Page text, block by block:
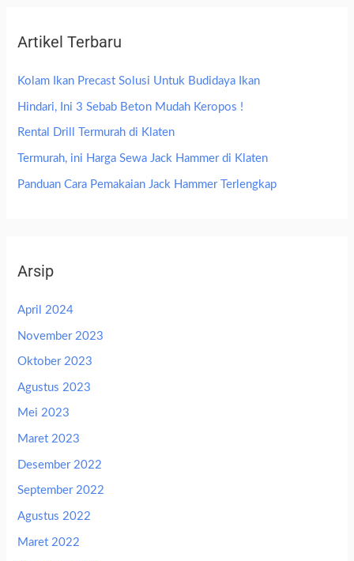
Artikel Terbaru
Kolam Ikan Precast Solusi Untuk Budidaya Ikan
Hindari, Ini 3 Sebab Beton Mudah Keropos !
Rental Drill Termurah di Klaten
Termurah, ini Harga Sewa Jack Hammer di Klaten
Panduan Cara Pemakaian Jack Hammer Terlengkap
Arsip
April 2024
November 2023
Oktober 2023
Agustus 2023
Mei 2023
Maret 2023
Desember 2022
September 2022
Agustus 2022
Maret 2022